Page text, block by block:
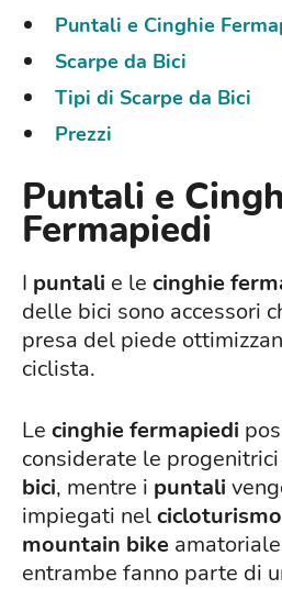
Puntali e Cinghie
Scarpe da Bici
Tipi di Scarpe da Bici
Prezzi
Puntali e
Fermapiedi
I puntali e le cinghie
delle bici sono accessori
presa del piede
ciclista.
Le cinghie fermapiedi
considerate le
bici, mentre i puntali
impiegati nelcicloturismo
mountain bike
entrambe fanno parte di